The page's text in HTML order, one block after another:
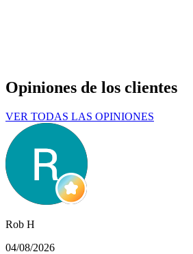
Opiniones de los clientes
VER TODAS LAS OPINIONES
Rob H
04/08/2026